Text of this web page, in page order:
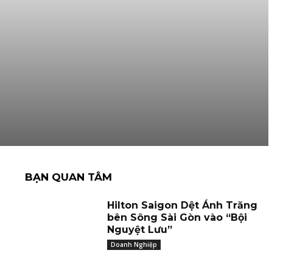
BẠN QUAN TÂM
Hilton Saigon Dệt Ánh Trăng
bên Sông Sài Gòn vào “Bội
Nguyệt Lưu”
Doanh Nghiệp